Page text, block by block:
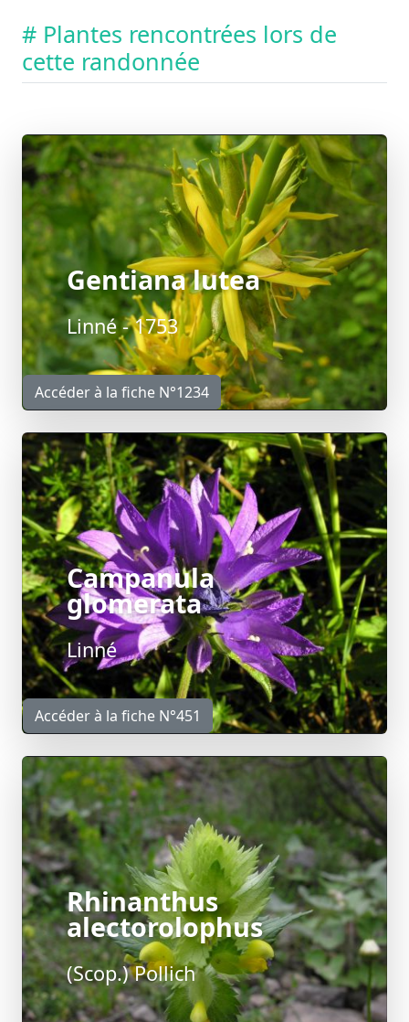
# Plantes rencontrées lors de
cette randonnée
Gentiana lutea
Linné - 1753
Accéder à la fiche N°1234
Campanula
glomerata
Linné
Accéder à la fiche N°451
Rhinanthus
alectorolophus
(Scop.) Pollich